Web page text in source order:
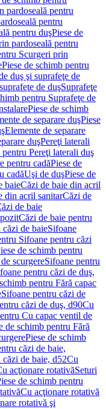
pardoseală pentru
pentru
pentru duşPiese de
pardoseală pentru
Scurgeri prin
Piese de schimb pentru
duş şi suprafeţe de
de duşSuprafeţe
pentru Suprafeţe de
Piese de schimb
de separare duşPiese
Elemente de separare
duşPereţi laterali
Pereţi laterali duş
pentru cadăPiese de
cadăUşi de duşPiese de
baieCăzi de baie din acril
din acril sanitarCăzi de
de baie
Căzi de baie pentru
de baieSifoane
Sifoane pentru căzi
de schimb pentru
scurgereSifoane pentru
pentru căzi de duş,
pentru Fără capac
Sifoane pentru căzi de
căzi de duş, d90Cu
Cu capac ventil de
de schimb pentru Fără
Piese de schimb
căzi de baie,
de baie, d52Cu
acţionare rotativăSeturi
de schimb pentru
Cu acţionare rotativă
rotativă şi